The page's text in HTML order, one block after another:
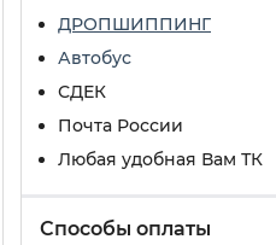
ДРОПШИППИНГ
Автобус
СДЕК
Почта России
Любая удобная Вам ТК
Способы оплаты